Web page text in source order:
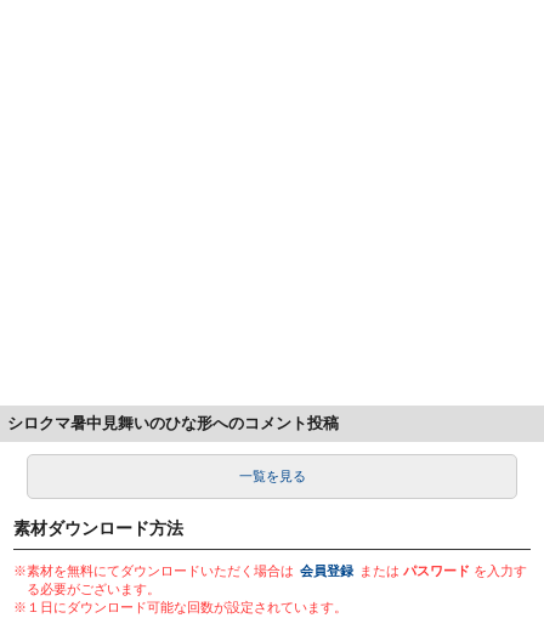
シロクマ暑中見舞いのひな形へのコメント投稿
一覧を見る
素材ダウンロード方法
※素材を無料にてダウンロードいただく場合は 会員登録 またはパスワード を入力す
る必要がございます。
※１日にダウンロード可能な回数が設定されています。